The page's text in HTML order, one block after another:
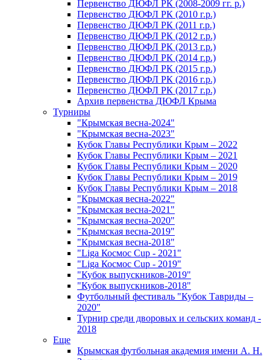
Первенство ДЮФЛ РК (2008-2009 гг. р.)
Первенство ДЮФЛ РК (2010 г.р.)
Первенство ДЮФЛ РК (2011 г.р.)
Первенство ДЮФЛ РК (2012 г.р.)
Первенство ДЮФЛ РК (2013 г.р.)
Первенство ДЮФЛ РК (2014 г.р.)
Первенство ДЮФЛ РК (2015 г.р.)
Первенство ДЮФЛ РК (2016 г.р.)
Первенство ДЮФЛ РК (2017 г.р.)
Архив первенства ДЮФЛ Крыма
Турниры
"Крымская весна-2024"
"Крымская весна-2023"
Кубок Главы Республики Крым – 2022
Кубок Главы Республики Крым – 2021
Кубок Главы Республики Крым – 2020
Кубок Главы Республики Крым – 2019
Кубок Главы Республики Крым – 2018
"Крымская весна-2022"
"Крымская весна-2021"
"Крымская весна-2020"
"Крымская весна-2019"
"Крымская весна-2018"
"Liga Космос Cup - 2021"
"Liga Космос Cup - 2019"
"Кубок выпускников-2019"
"Кубок выпускников-2018"
Футбольный фестиваль "Кубок Тавриды –
2020"
Турнир среди дворовых и сельских команд -
2018
Еще
Крымская футбольная академия имени А. Н.